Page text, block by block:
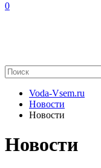
0
Voda-Vsem.ru
Новости
Новости
Новости